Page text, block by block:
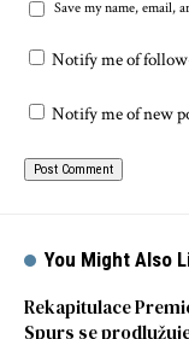
Save my name, email,
Notify me of
Notify me of new
You Might Also
Rekapitulace
Spurs se